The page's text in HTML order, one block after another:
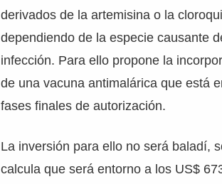
derivados de la artemisina o la
dependiendo de la especie causante
infección. Para ello propone la
de una vacuna antimalárica que está
fases finales de autorización.
La inversión para ello no será baladí,
calcula que será entorno a los US$